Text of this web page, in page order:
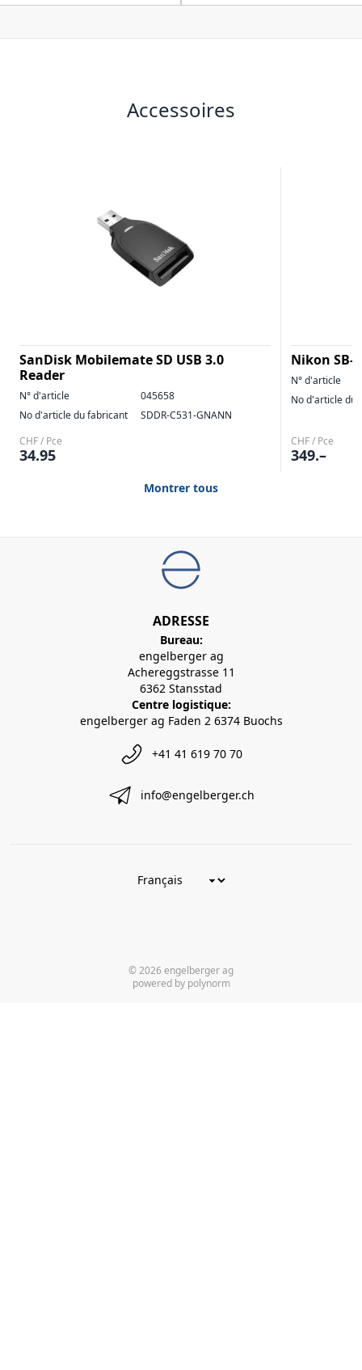
Accessoires
SanDisk Mobilemate SD USB 3.0
Reader
N° d'article
045658
No d'article du fabricant
SDDR-C531-GNANN
CHF / Pce
34.95
Nikon SB-
N° d'article
No d'article du
CHF / Pce
349.–
Montrer tous
ADRESSE
Bureau:
engelberger ag
Achereggstrasse 11
6362 Stansstad
Centre logistique:
engelberger ag Faden 2 6374 Buochs
+41 41 619 70 70
info@engelberger.ch
© 2026 engelberger ag
powered by polynorm